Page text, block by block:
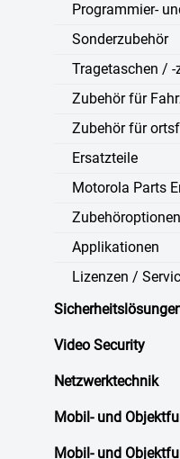
Programmier-
Sonderzubehör
Tragetaschen / -
Zubehör für
Zubehör für
Ersatzteile
Motorola Parts
Zubehöroptionen
Applikationen
Lizenzen /
Video Security
Netzwerktechnik
Mobil- und
Mobil- und